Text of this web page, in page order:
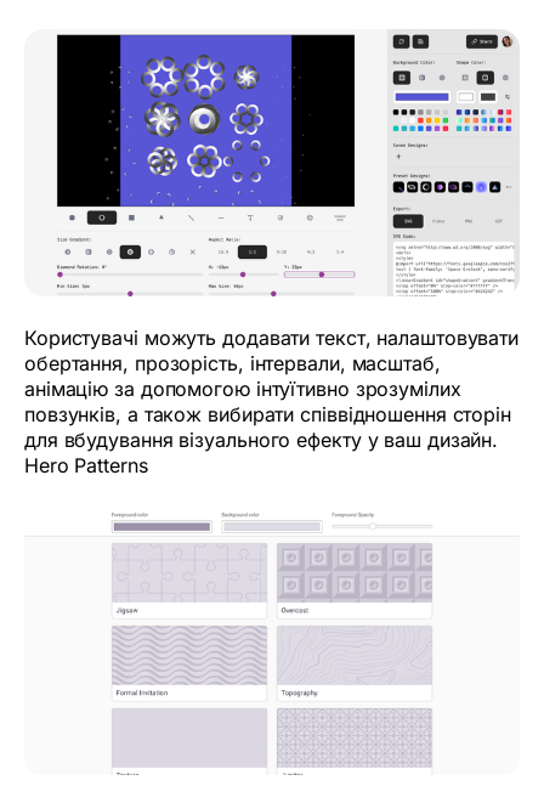
Користувачі можуть додавати текст, налаштовувати
обертання, прозорість, інтервали, масштаб,
анімацію за допомогою інтуїтивно зрозумілих
повзунків, а також вибирати співвідношення сторін
для вбудування візуального ефекту у ваш дизайн.
Hero Patterns